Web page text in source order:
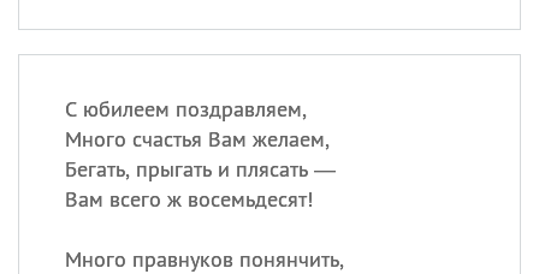
С юбилеем поздравляем,
Много счастья Вам желаем,
Бегать, прыгать и плясать —
Вам всего ж восемьдесят!
Много правнуков понянчить,